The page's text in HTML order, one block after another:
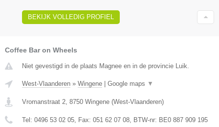
BEKIJK VOLLEDIG PROFIEL
Coffee Bar on Wheels
Niet gevestigd in de plaats Magnee en in de provincie Luik.
West-Vlaanderen » Wingene | Google maps ▼
Vromanstraat 2 8750 Wingene (West-Vlaanderen)
Tel: 0496 53 02 05 , Fax: 051 62 07 08 , BTW-nr: BE0 887 909 195